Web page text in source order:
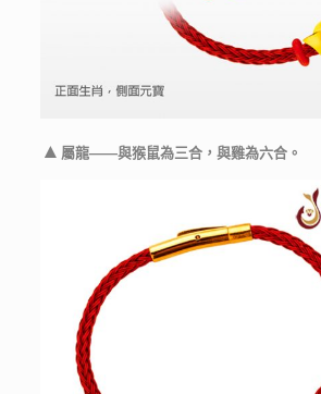
▲ 屬龍——與猴鼠為三合，與雞為六合。